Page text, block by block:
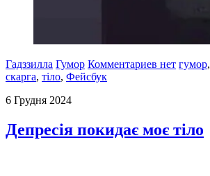
Гадззилла Гумор Комментариев нет гумор,
скарга, тіло, Фейсбук
6 Грудня 2024
Депресія покидає моє тіло